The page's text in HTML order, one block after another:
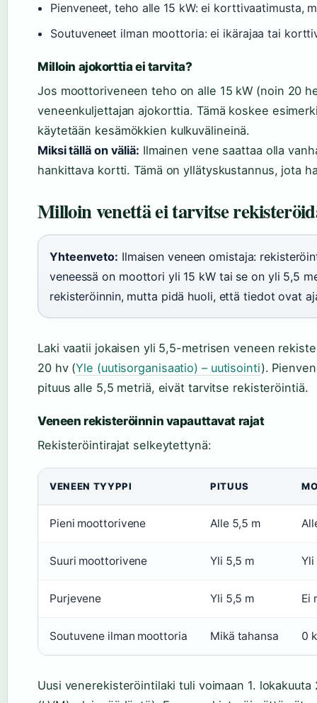
Pienveneet, teho alle 15 kW: ei korttivaatimusta,
Soutuveneet ilman moottoria: ei ikärajaa tai
Milloin ajokorttia ei tarvita?
Jos moottoriveneen teho on alle 15 kW (noin 20
veneenkuljettajan ajokorttia. Tämä koskee
käytetään kesämökkien kulkuvälineinä.
Miksi tällä on väliä: Ilmainen vene saattaa olla
hankittava kortti. Tämä on yllätyskustannus, jota
Milloin venettä ei tarvitse
Yhteenveto: Ilmaisen veneen omistaja:
veneessä on moottori yli 15 kW tai se on yli 5,5
rekisteröinnin, mutta pidä huoli, että tiedot ovat
Laki vaatii jokaisen yli 5,5-metrisen veneen
20 hv (Yle (uutisorganisaatio) – uutisointi).
pituus alle 5,5 metriä, eivät tarvitse rekisteröintiä.
Veneen rekisteröinnin vapauttavat rajat
Rekisteröintirajat selkeytettynä:
VENEEN TYYPPI PITUUS
Pieni moottorivene Alle 5,5 m
Suuri moottorivene Yli 5,5 m Yli
Purjevene Yli 5,5 m Ei
Soutuvene ilman moottoria Mikä tahansa 0
Uusi venerekisteröintilaki tuli voimaan 1.